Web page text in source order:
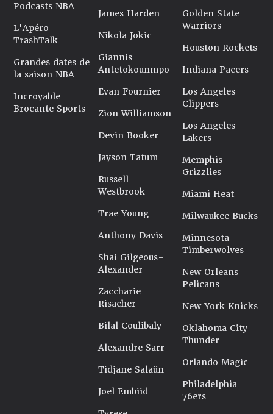
Podcasts NBA
L'Apéro
TrashTalk
Grandes dates de
la saison NBA
Incroyable
Brocante Sports
James Harden
Nikola Jokic
Giannis
Antetokounmpo
Evan Fournier
Zion Williamson
Devin Booker
Jayson Tatum
Russell
Westbrook
Trae Young
Anthony Davis
Shai Gilgeous-
Alexander
Zaccharie
Risacher
Bilal Coulibaly
Alexandre Sarr
Tidjane Salaün
Joel Embiid
Golden State
Warriors
Houston Rockets
Indiana Pacers
Los Angeles
Clippers
Los Angeles
Lakers
Memphis
Grizzlies
Miami Heat
Milwaukee Bucks
Minnesota
Timberwolves
New Orleans
Pelicans
New York Knicks
Oklahoma City
Thunder
Orlando Magic
Philadelphia
76ers